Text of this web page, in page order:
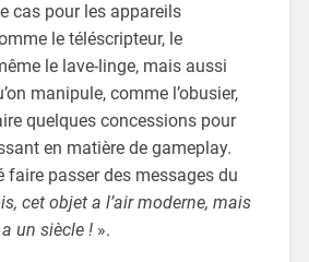
cas pour les appareils
le téléscripteur, le
le lave-linge, mais aussi
manipule, comme l’obusier,
quelques concessions pour
en matière de gameplay.
faire passer des messages du
cet objet a l’air moderne, mais
un siècle !».